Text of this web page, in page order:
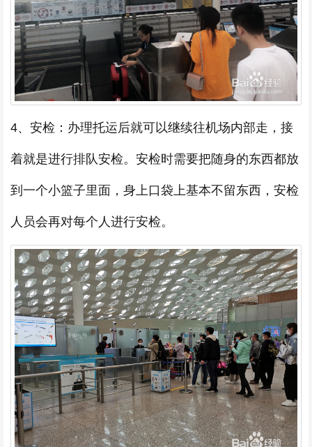
4、安检：办理托运后就可以继续往机场内部走，接
着就是进行排队安检。安检时需要把随身的东西都放
到一个小篮子里面，身上口袋上基本不留东西，安检
人员会再对每个人进行安检。